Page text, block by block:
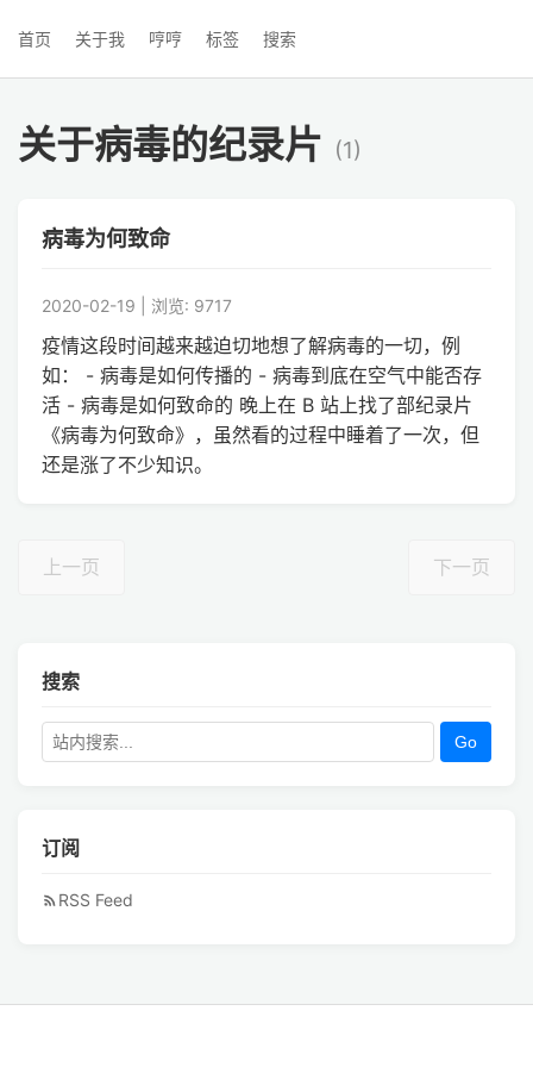
首页 关于我 哼哼 标签 搜索
关于病毒的纪录片 (1)
病毒为何致命
2020-02-19 | 浏览: 9717
疫情这段时间越来越迫切地想了解病毒的一切，例
如： - 病毒是如何传播的 - 病毒到底在空气中能否存
活 - 病毒是如何致命的 晚上在 B 站上找了部纪录片
《病毒为何致命》，虽然看的过程中睡着了一次，但
还是涨了不少知识。
上一页 下一页
搜索
Go
订阅
RSS Feed